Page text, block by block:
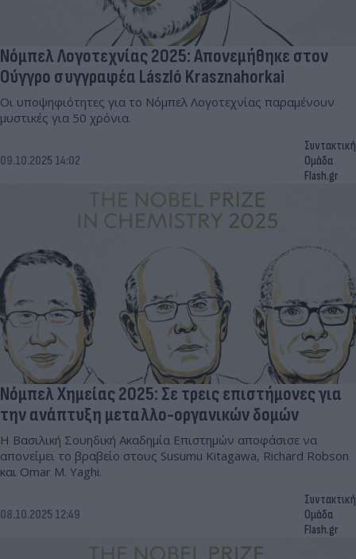
Νόμπελ Λογοτεχνίας 2025: Απονεμήθηκε στον
Ούγγρο συγγραφέα László Krasznahorkai
Οι υποψηφιότητες για το Νόμπελ Λογοτεχνίας παραμένουν
μυστικές για 50 χρόνια.
09.10.2025 14:02
Συντακτική
Ομάδα
Flash.gr
Νόμπελ Χημείας 2025: Σε τρεις επιστήμονες για
την ανάπτυξη μεταλλο-οργανικών δομών
Η Βασιλική Σουηδική Ακαδημία Επιστημών αποφάσισε να
απονείμει το βραβείο στους Susumu Kitagawa, Richard Robson
και Omar M. Yaghi.
08.10.2025 12:49
Συντακτική
Ομάδα
Flash.gr